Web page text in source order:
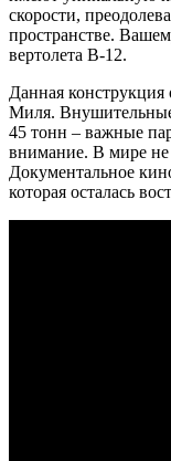
скорости,
пространстве.
вертолета В-12.
Данная
Миля. Внушительные
45 тонн – важные
внимание. В мире не
Документальное
которая осталась